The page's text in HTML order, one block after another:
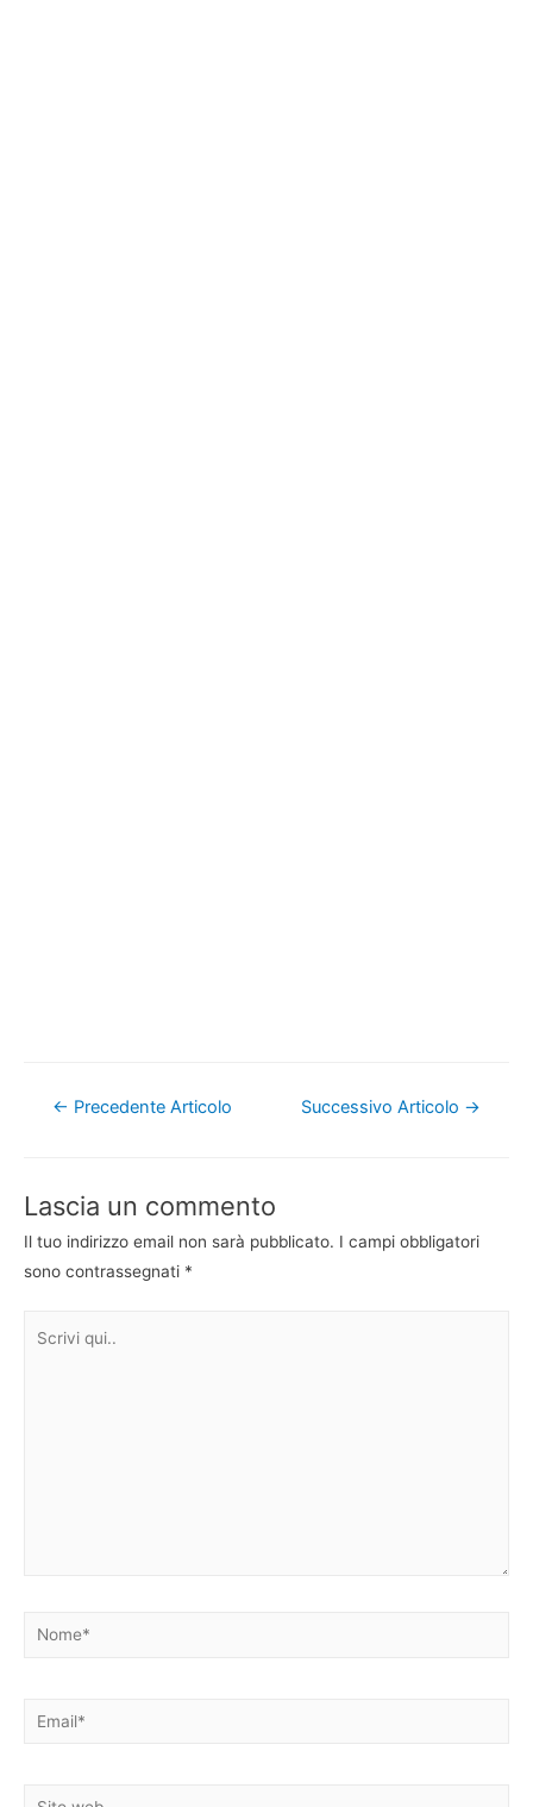
Navigazione
← Precedente Articolo Successivo Articolo →
Lascia un commento
Il tuo indirizzo email non sarà pubblicato. I campi obbligatori
sono contrassegnati *
Nome*
Email*
Sito